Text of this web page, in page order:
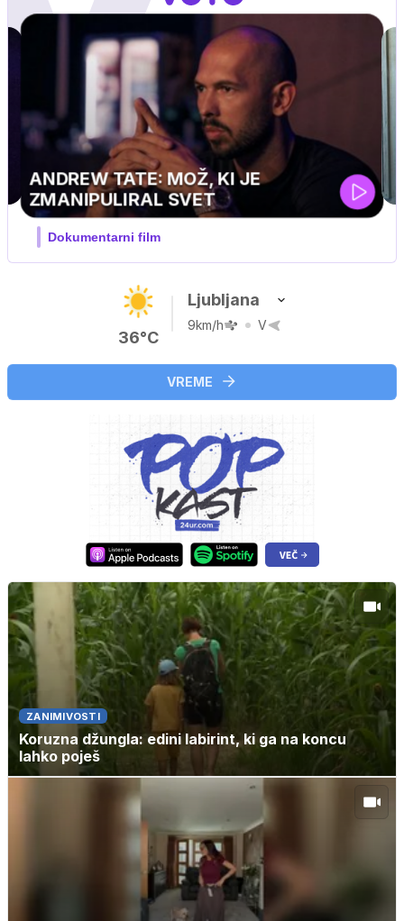
MOJ PRIJATELJ PINGVIN
Film meseca / družinski, pustolovski
36°C
Ljubljana
9km/h V
VREME
ZANIMIVOSTI
Koruzna džungla: edini labirint, ki ga na koncu
lahko poješ